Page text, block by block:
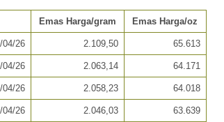
Emas Harga/gram Emas Harga/oz
04/26 2.109,50 65.613
04/26 2.063,14 64.171
04/26 2.058,23 64.018
04/26 2.046,03 63.639